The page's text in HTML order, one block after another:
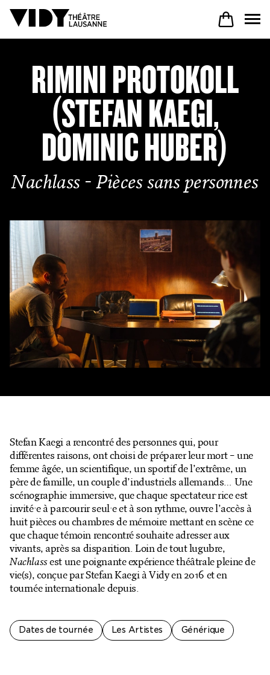
AU PROGRAMME
PARTICIPER
VENIR À VIDY
Le Théâtre
Productions
Billetterie en ligne
Mon compte
RIMINI PROTOKOLL
(STEFAN KAEGI,
DOMINIC HUBER)
Nachlass - Pièces sans personnes
Stefan Kaegi a rencontré des personnes qui, pour
différentes raisons, ont choisi de préparer leur mort – une
femme âgée, un scientifique, un sportif de l’extrême, un
père de famille, un couple d’industriels allemands… Une
scénographie immersive, que chaque spectateur·rice est
invité·e à parcourir seul·e et à son rythme, ouvre l’accès à
huit pièces ou chambres de mémoire mettant en scène ce
que chaque témoin rencontré souhaite adresser aux
vivants, après sa disparition. Loin de tout lugubre,
Nachlassest une poignante expérience théâtrale pleine de
vie(s), conçue par Stefan Kaegi à Vidy en 2016 et en
tournée internationale depuis.
Dates de tournée Les Artistes Générique